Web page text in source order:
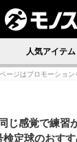
人気アイテム
ージはプロモーション
じ感覚で練習
検定球のおすす